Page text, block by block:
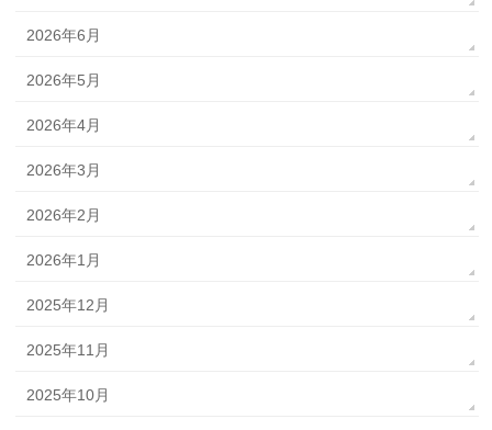
2026年6月
2026年5月
2026年4月
2026年3月
2026年2月
2026年1月
2025年12月
2025年11月
2025年10月